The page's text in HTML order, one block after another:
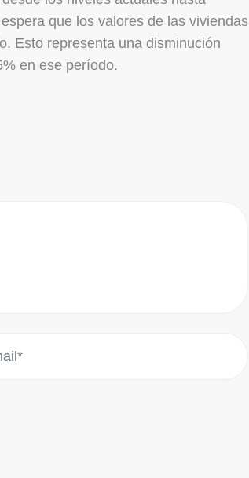
que los valores de las viviendas
Esto representa una disminución
en ese período.